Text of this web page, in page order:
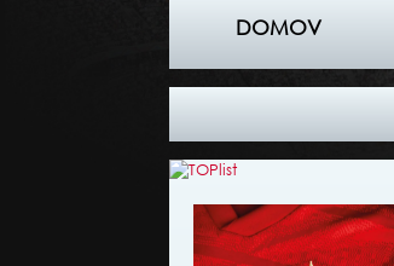
DOMOV